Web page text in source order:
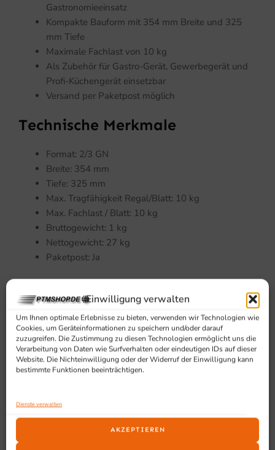
Einwilligung verwalten
Um Ihnen optimale Erlebnisse zu bieten, verwenden wir Technologien wie
Cookies, um Geräteinformationen zu speichern und/oder darauf
zuzugreifen. Die Zustimmung zu diesen Technologien ermöglicht uns die
Verarbeitung von Daten wie Surfverhalten oder eindeutigen IDs auf dieser
Website. Die Nichteinwilligung oder der Widerruf der Einwilligung kann
bestimmte Funktionen beeinträchtigen.
Dienste verwalten
AKZEPTIEREN
Gastronomieeinsatz
Kompakte Bauform mit 354 mm Breite und 325
mm Tiefe
Maximale Fachlast von 10 kg
Als Zubehör für Gastro-Gerät, Gewerbegerät und
Profi-Küchengerät einsetzbar
Versand per Paketpost möglich
Technische Merkmale
Format: 2/3 GN
Breite: 354 mm
Tiefe: 325 mm
Max. Tragfähigkeit Regal/Blatt: 10 kg
Max. Fachlast / Blatt: 10 kg
Bruttogewicht: 1 kg
Nettogewicht: 27 kg
Paketpost: Ja
Das Backblech 2/3 GN eignet sich für Betriebe, die ein
robustes und kompaktes Zubehör für den professionellen
Küchenbetrieb suchen. Ideal für den Einsatz in
Gastronomie, Gewerbe und in der professionellen Küche.